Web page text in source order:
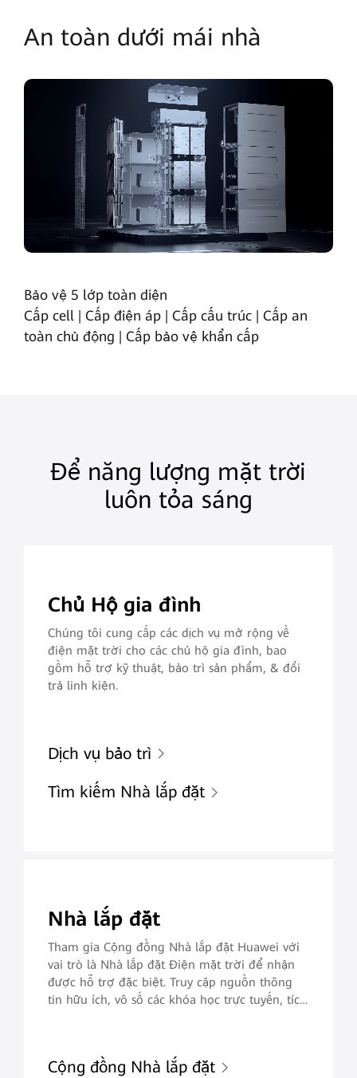
An toàn dưới mái nhà
Bảo vệ 5 lớp toàn diện
Cấp cell | Cấp điện áp | Cấp cấu trúc | Cấp an
toàn chủ động | Cấp bảo vệ khẩn cấp
Để năng lượng mặt trời
luôn tỏa sáng
Chủ Hộ gia đình
Chúng tôi cung cấp các dịch vụ mở rộng về
điện mặt trời cho các chủ hộ gia đình, bao
gồm hỗ trợ kỹ thuật, bảo trì sản phẩm, & đổi
trả linh kiện.
Dịch vụ bảo trì
Tìm kiếm Nhà lắp đặt
Nhà lắp đặt
Tham gia Cộng đồng Nhà lắp đặt Huawei với
vai trò là Nhà lắp đặt Điện mặt trời để nhận
được hỗ trợ đặc biệt. Truy cập nguồn thông
tin hữu ích, vô số các khóa học trực tuyến, tích
hài lòng của khách hàng.
Cộng đồng Nhà lắp đặt